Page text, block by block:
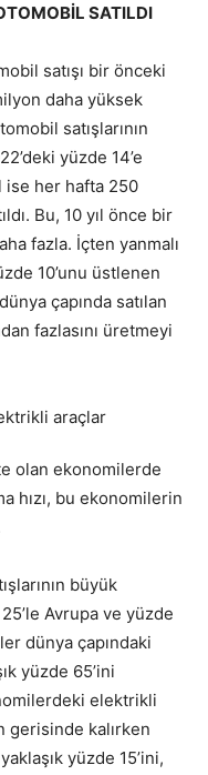
SATILDI
satışı bir önceki
daha yüksek
satışlarının
yüzde 14’e
ise her hafta 250
Bu, 10 yıl önce bir
fazla. İçten yanmalı
10’unu üstlenen
çapında satılan
fazlasını üretmeyi
olan ekonomilerde
hızı, bu ekonomilerin
büyük
Avrupa ve yüzde
dünya çapındaki
yüzde 65’ini
elektrikli
gerisinde kalırken
yüzde 15’ini,